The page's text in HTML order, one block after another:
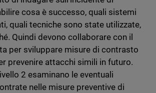
cosa è successo, quali sistemi
quali tecniche sono state utilizzate,
Quindi devono collaborare con il
per sviluppare misure di contrasto
prevenire attacchi simili in futuro.
2 esaminano le eventuali
nelle misure preventive di